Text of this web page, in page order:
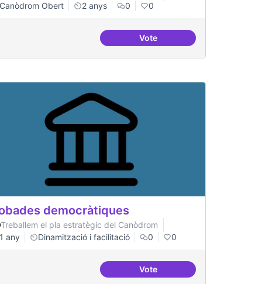
- labs amb programes conjunts de recerca
Canòdrom Obert
2 anys 0 0
VoteVideojocs alternatius
democràtiques
Treballem el pla estratègic del Canòdrom
1 any
Dinamització i facilitació 0 0
VoteTrobades democràtiques